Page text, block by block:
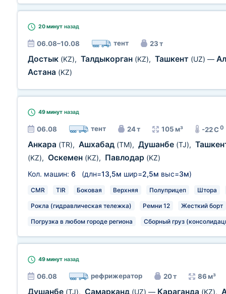
20 минут назад
06.08–10.08 тент 23 т
Достык (KZ), Талдыкорган (KZ), Ташкент (UZ) —
Астана (KZ)
49 минут назад
06.08 тент 24 т 105 м³ -22 C0
Анкара (TR), Ашхабад (TM), Душанбе (TJ),
(KZ), Оскемен (KZ), Павлодар (KZ)
Кол. машин: 6 (длн=13,5м шир=2,5м выс=3м)
CMR TIR Боковая Верхняя Полуприцеп Штора
Рокла (гидравлическая тележка) Ремни 12 Жесткий борт
Погрузка в любом городе региона Сборный груз
49 минут назад
06.08 рефрижератор 20 т 86 м³
Душанбе (TJ), Самарканд (UZ) — Караганда (KZ),